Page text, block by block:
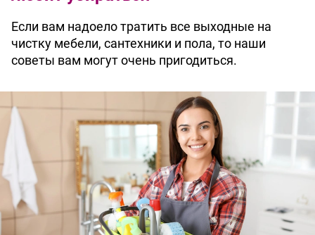
Если вам надоело тратить все выходные на
чистку мебели, сантехники и пола, то наши
советы вам могут очень пригодиться.